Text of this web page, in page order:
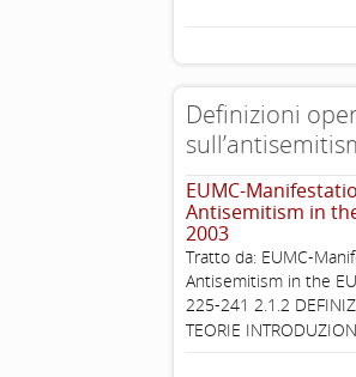
Definizioni
EUMC-
Antisemitism in
2003
Tratto da: EUMC-
Antisemitism in the
225-241 2.1.2
TEORIE